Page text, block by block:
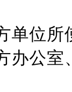
单位所
办公